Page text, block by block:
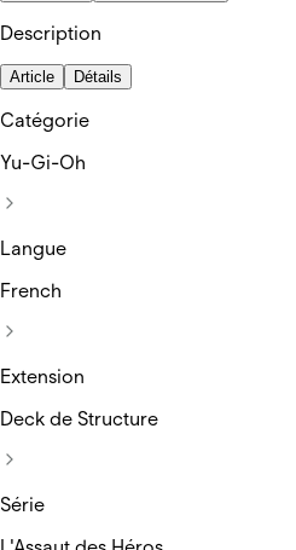
Description
Article Détails
Catégorie
Yu-Gi-Oh
Langue
French
Extension
Deck de Structure
Série